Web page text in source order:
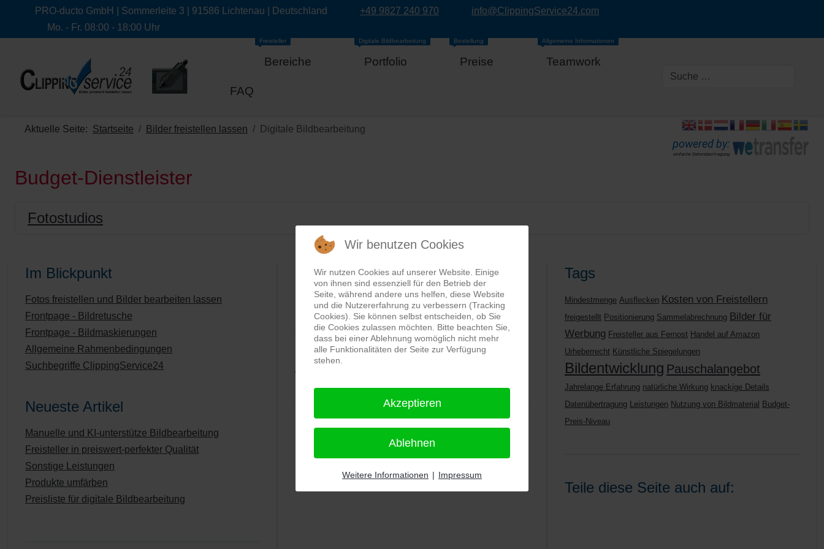
PRO-ducto GmbH | Sommerleite 3 | 91586 Lichtenau | Deutschland +49 9827 240 970
info@ClippingService24.com
Mo. - Fr. 08:00 - 18:00 Uhr
Bereiche
Freisteller
Portfolio
Digitale Bildbearbeitung
Preise
Bestellung
Teamwork
Allgemeine Informationen
FAQ
Aktuelle Seite: Startseite Bilder freistellen lassen Digitale Bildbearbeitung
powered by:
einfache Datenübertragung
Budget-Dienstleister
Fotostudios
Im Blickpunkt
Fotos freistellen und Bilder bearbeiten lassen
Frontpage - Bildretusche
Frontpage - Bildmaskierungen
Allgemeine Rahmenbedingungen
Suchbegriffe ClippingService24
Neueste Artikel
Manuelle und KI-unterstütze Bildbearbeitung
Freisteller in preiswert-perfekter Qualität
Sonstige Leistungen
Produkte umfärben
Preisliste für digitale Bildbearbeitung
PRO-ducto GmbH, Fotografie und Bildbearbeitung in
Lichtenau
⭐⭐⭐⭐⭐bei144 Google-Rezensionen (Stand
11.01.2026)
Tags
Mindestmenge Ausflecken Kosten von Freistellern
freigestellt Positionierung Sammelabrechnung Bilder für
Werbung Freisteller aus Fernost Handel auf Amazon
Urheberrecht Künstliche Spiegelungen
Bildentwicklung Pauschalangebot
Jahrelange Erfahrung natürliche Wirkung knackige Details
Datenübertragung Leistungen Nutzung von Bildmaterial Budget-
Preis-Niveau
Teile diese Seite auch auf:
Wir benutzen Cookies
Wir nutzen Cookies auf unserer Website. Einige
von ihnen sind essenziell für den Betrieb der
Seite, während andere uns helfen, diese Website
und die Nutzererfahrung zu verbessern (Tracking
Cookies). Sie können selbst entscheiden, ob Sie
die Cookies zulassen möchten. Bitte beachten Sie,
dass bei einer Ablehnung womöglich nicht mehr
alle Funktionalitäten der Seite zur Verfügung
stehen.
Akzeptieren
Ablehnen
Weitere Informationen | Impressum